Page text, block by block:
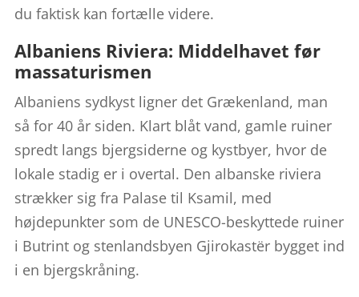
du faktisk kan fortælle videre.
Albaniens Riviera: Middelhavet før
massaturismen
Albaniens sydkyst ligner det Grækenland, man
så for 40 år siden. Klart blåt vand, gamle ruiner
spredt langs bjergsiderne og kystbyer, hvor de
lokale stadig er i overtal. Den albanske riviera
strækker sig fra Palase til Ksamil, med
højdepunkter som de UNESCO-beskyttede ruiner
i Butrint og stenlandsbyen Gjirokastër bygget ind
i en bjergskråning.